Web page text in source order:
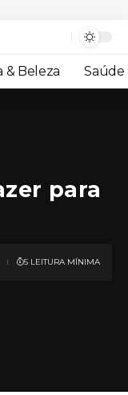
& Beleza Saúde
para
5 LEITURA MÍNIMA